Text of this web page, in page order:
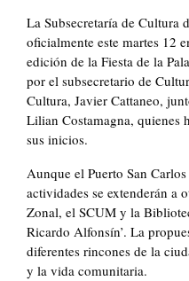
La Subsecretaría de Cultura
oficialmente este martes 12
edición de la Fiesta de la
por el subsecretario de
Cultura, Javier Cattaneo,
Lilian Costamagna, quienes
sus inicios.
Aunque el Puerto San
actividades se extenderán a
Zonal, el SCUM y la
Ricardo Alfonsín’. La
diferentes rincones de la
y la vida comunitaria.